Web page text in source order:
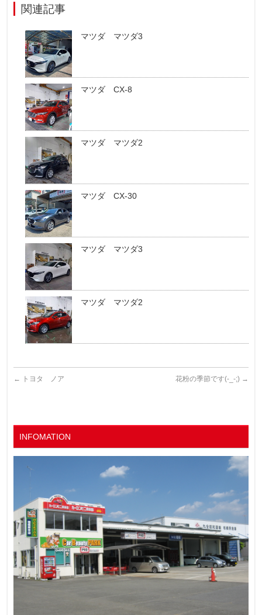
関連記事
マツダ マツダ3
マツダ CX-8
マツダ マツダ2
マツダ CX-30
マツダ マツダ3
マツダ マツダ2
← トヨタ ノア 花粉の季節です(-_-;) →
INFOMATION